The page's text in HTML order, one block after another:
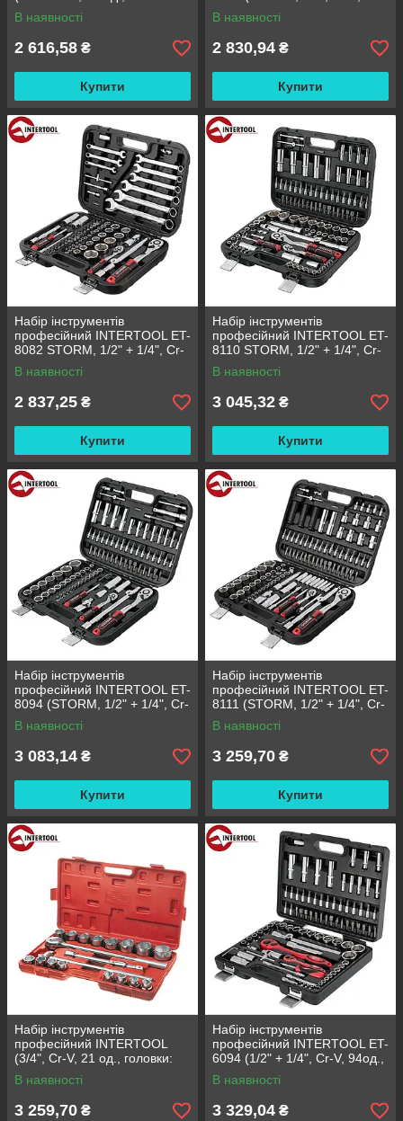
4-32 мм, біти 22 од., ключі: 7-
19 мм) (ET-6077SP)
В наявності
2 616,58 ₴
Купити
од., головки: 8-27 мм, біти 14
од., ключі: 10-17 мм)
В наявності
2 830,94 ₴
Купити
Набір інструментів
професійний INTERTOOL ET-
8082 STORM, 1/2" + 1/4", Cr-
V, 82 од., головки 4-32 мм,
біти 32 од., ключі 8-22
В наявності
2 837,25 ₴
Купити
Набір інструментів
професійний INTERTOOL ET-
8110 STORM, 1/2" + 1/4", Cr-
V, 110од., SUPER LOCK,
головки: 4-32 мм, E4-E24, біті
В наявності
3 045,32 ₴
Купити
Набір інструментів
професійний INTERTOOL ET-
8094 (STORM, 1/2" + 1/4", Cr-
V, 94 од., головки: 4-32 мм,
біти 32 од.
В наявності
3 083,14 ₴
Купити
Набір інструментів
професійний INTERTOOL ET-
8111 (STORM, 1/2" + 1/4", Cr-
V, 111 од., головки: 4-32 мм,
E4-E24, біти 35 од.
В наявності
3 259,70 ₴
Купити
Набір інструментів
професійний INTERTOOL
(3/4", Cr-V, 21 од., головки:
19-50 мм) (HT-2221)
В наявності
3 259,70 ₴
Набір інструментів
професійний INTERTOOL ET-
6094 (1/2" + 1/4", Cr-V, 94од.,
головки 4-32мм, біти 32од.,
подовж.головки 6-19 мм
В наявності
3 329,04 ₴